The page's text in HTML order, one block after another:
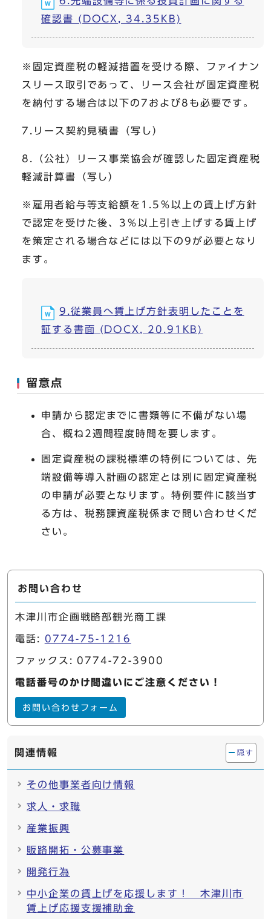
確認書 (DOCX, 34.35KB)
※固定資産税の軽減措置を受ける際、ファイナン
スリース取引であって、リース会社が固定資産税
を納付する場合は以下の7および8も必要です。
7.リース契約見積書（写し）
8.（公社）リース事業協会が確認した固定資産税
軽減計算書（写し）
※雇用者給与等支給額を1.5％以上の賃上げ方針
で認定を受けた後、3％以上引き上げする賃上げ
を策定される場合などには以下の9が必要となり
ます。
9.従業員へ賃上げ方針表明したことを
証する書面 (DOCX, 20.91KB)
留意点
申請から認定までに書類等に不備がない場
合、概ね2週間程度時間を要します。
固定資産税の課税標準の特例については、先
端設備等導入計画の認定とは別に固定資産税
の申請が必要となります。特例要件に該当す
る方は、税務課資産税係まで問い合わせくだ
さい。
お問い合わせ
木津川市企画戦略部観光商工課
電話: 0774-75-1216
ファックス: 0774-72-3900
電話番号のかけ間違いにご注意ください！
お問い合わせフォーム
関連情報 隠す
その他事業者向け情報
求人・求職
産業振興
販路開拓・公募事業
開発行為
中小企業の賃上げを応援します！ 木津川市
賃上げ応援支援補助金